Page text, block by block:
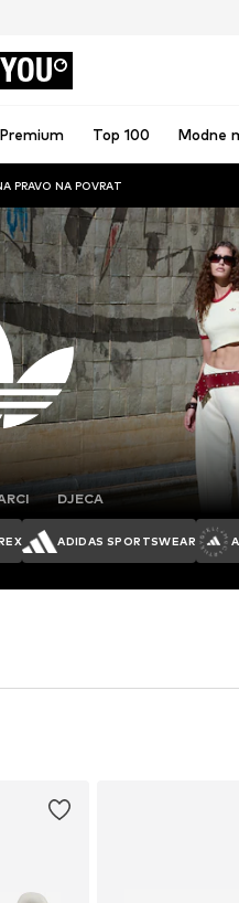
YOU
Premium Top 100 Modne
PRAVO NA POVRAT
DJECA
ADIDAS SPORTSWEAR